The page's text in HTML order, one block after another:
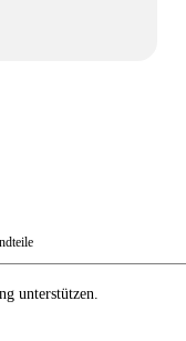
unterstützen.